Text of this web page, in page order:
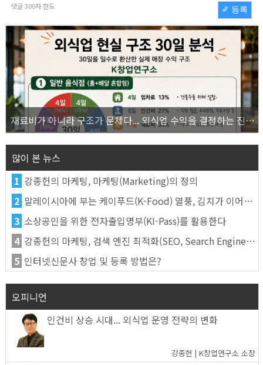
댓글300자 한도 ✐ 등록
재료비가 아니라 구조가 문제다... 외식업 수익을 결정하는 진짜 숫자의 비밀
많이 본 뉴스
1 강종헌의 마케팅, 마케팅(Marketing)의 정의
2 말레이시아에 부는 케이푸드(K-Food) 열풍, 김치가 이어간다
3 소상공인을 위한 전자출입명부(KI-Pass)를 활용한다
4 강종헌의 마케팅, 검색 엔진 최적화(SEO, Search Engine Optimization)란
5 인터넷신문사 창업 및 등록 방법은?
오피니언
인건비 상승 시대... 외식업 운영 전략의 변화
강종헌 | K창업연구소 소장